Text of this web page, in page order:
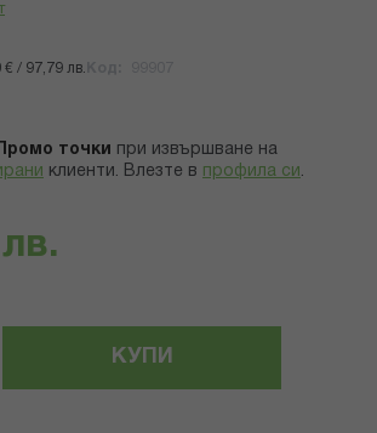
/ 97,79 лв.
точки
при извършване на
клиенти. Влезте в профила си .
КУПИ